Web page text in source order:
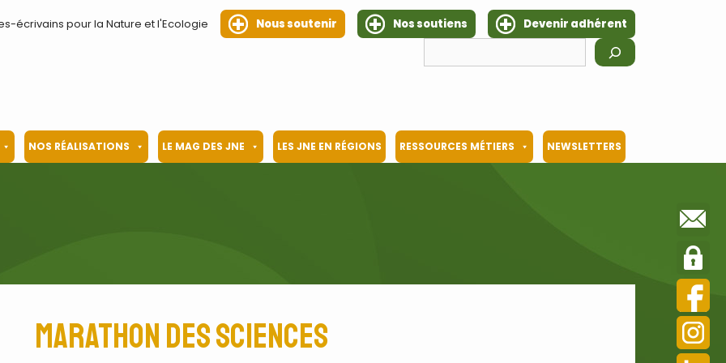
écrivains pour la Nature et l'Ecologie Nous soutenir Nos soutiens
Devenir adhérent
NOS RÉALISATIONS LE MAG DES JNE LES JNE EN RÉGIONS RESSOURCES MÉTIERS NEWSLETTERS
Marathon des sciences